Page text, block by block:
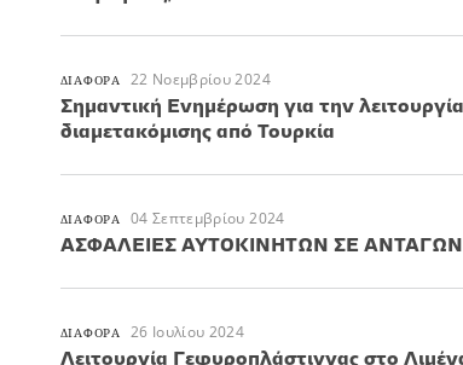
ΔΙΑΦΟΡΑ 22 Νοεμβρίου 2024
Σημαντική Ενημέρωση για την
διαμετακόμισης από Τουρκία
ΔΙΑΦΟΡΑ 04 Σεπτεμβρίου 2024
ΑΣΦΑΛΕΙΕΣ ΑΥΤΟΚΙΝΗΤΩΝ ΣΕ
ΔΙΑΦΟΡΑ 26 Ιουλίου 2024
Λειτουργία Γεφυροπλάστιγγας στο